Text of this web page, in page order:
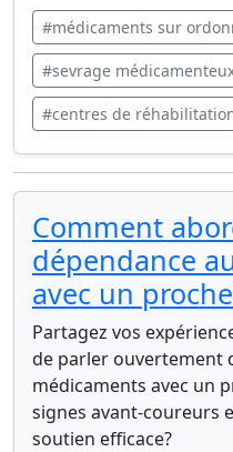
#médicaments sur
#sevrage
#centres de
Comment
dépendance
avec un
Partagez vos
de parler ouvertement
médicaments avec un
signes avant-coureurs
soutien efficace?